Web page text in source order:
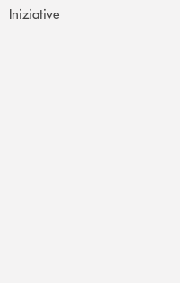
Iniziative